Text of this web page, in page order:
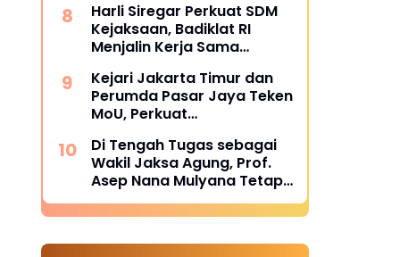
Langsung Dijebloskan ke
Penjara
Harli Siregar Perkuat SDM
Kejaksaan, Badiklat RI
Menjalin Kerja Sama
Kejari Jakarta Timur dan
Perumda Pasar Jaya Teken
MoU, Perkuat
untuk Cegah Sengketa
Di Tengah Tugas sebagai
Wakil Jaksa Agung, Prof.
Asep Nana Mulyana Tetap
Mengabdi di Dunia
Akademik sebagai Penguji